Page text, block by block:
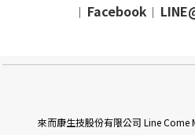
｜ Facebook ｜
來而康生技股份有限公司 Line